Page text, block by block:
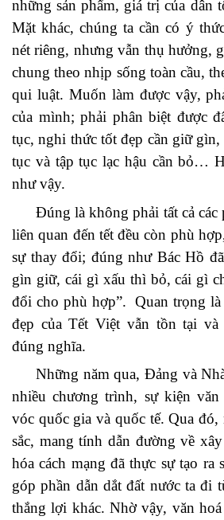
những sản phẩm, giá trị của dân
Mặt khác, chúng ta cần có ý
nét riêng, nhưng vẫn thụ hưởng,
chung theo nhịp sống toàn cầu,
qui luật. Muốn làm được vậy,
của mình; phải phân biệt được
tục, nghi thức tốt đẹp cần giữ
tục và tập tục lạc hậu cần bỏ…
như vậy.
Đúng là không phải tất cả các
liên quan đến tết đều còn phù
sự thay đổi; đúng như Bác Hồ
gìn giữ, cái gì xấu thì bỏ, cái gì
đổi cho phù hợp”. Quan trọng là
đẹp của Tết Việt vẫn tồn tại
đúng nghĩa.
Những năm qua, Đảng và
nhiều chương trình, sự kiện
vóc quốc gia và quốc tế. Qua đó,
sắc, mang tính dẫn đường về
hóa cách mạng đã thực sự tạo ra
góp phần dẫn dắt đất nước ta đi
thắng lợi khác. Nhờ vậy, văn